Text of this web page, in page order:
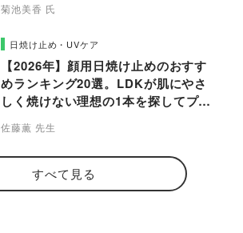
菊池美香 氏
日焼け止め・UVケア
【2026年】顔用日焼け止めのおすす
めランキング20選。LDKが肌にやさ
しく焼けない理想の1本を探してプロ
佐藤薫 先生
すべて見る